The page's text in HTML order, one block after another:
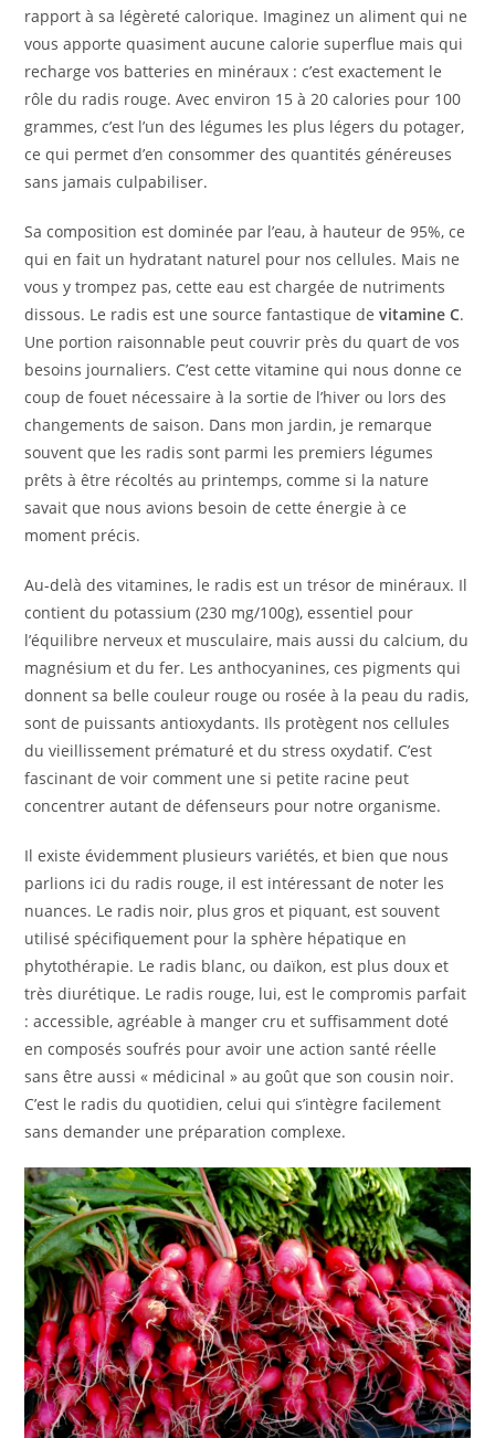
rapport à sa légèreté calorique. Imaginez un aliment qui ne
vous apporte quasiment aucune calorie superflue mais qui
recharge vos batteries en minéraux : c’est exactement le
rôle du radis rouge. Avec environ 15 à 20 calories pour 100
grammes, c’est l’un des légumes les plus légers du potager,
ce qui permet d’en consommer des quantités généreuses
sans jamais culpabiliser.
Sa composition est dominée par l’eau, à hauteur de 95%, ce
qui en fait un hydratant naturel pour nos cellules. Mais ne
vous y trompez pas, cette eau est chargée de nutriments
dissous. Le radis est une source fantastique devitamine C.
Une portion raisonnable peut couvrir près du quart de vos
besoins journaliers. C’est cette vitamine qui nous donne ce
coup de fouet nécessaire à la sortie de l’hiver ou lors des
changements de saison. Dans mon jardin, je remarque
souvent que les radis sont parmi les premiers légumes
prêts à être récoltés au printemps, comme si la nature
savait que nous avions besoin de cette énergie à ce
moment précis.
Au-delà des vitamines, le radis est un trésor de minéraux. Il
contient du potassium (230 mg/100g), essentiel pour
l’équilibre nerveux et musculaire, mais aussi du calcium, du
magnésium et du fer. Les anthocyanines, ces pigments qui
donnent sa belle couleur rouge ou rosée à la peau du radis,
sont de puissants antioxydants. Ils protègent nos cellules
du vieillissement prématuré et du stress oxydatif. C’est
fascinant de voir comment une si petite racine peut
concentrer autant de défenseurs pour notre organisme.
Il existe évidemment plusieurs variétés, et bien que nous
parlions ici du radis rouge, il est intéressant de noter les
nuances. Le radis noir, plus gros et piquant, est souvent
utilisé spécifiquement pour la sphère hépatique en
phytothérapie. Le radis blanc, ou daïkon, est plus doux et
très diurétique. Le radis rouge, lui, est le compromis parfait
: accessible, agréable à manger cru et suffisamment doté
en composés soufrés pour avoir une action santé réelle
sans être aussi « médicinal » au goût que son cousin noir.
C’est le radis du quotidien, celui qui s’intègre facilement
sans demander une préparation complexe.